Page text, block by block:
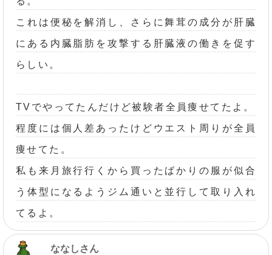
これは便秘を解消し、さらに舞茸の成分が肝臓
にある内臓脂肪を攻撃する肝臓液の働きを促す
らしい。
TVでやってたんだけど被験者全員痩せてたよ。
程度には個人差あったけどウエスト周りが全員
痩せてた。
私も来月旅行行くから買ったばかりの服が似合
う体型になるようジム通いと並行して取り入れ
てるよ。
ななしさん